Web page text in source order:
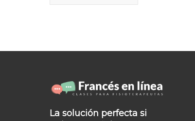
La solución perfecta si